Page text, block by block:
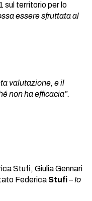
sul territorio per lo
essere sfruttata al
valutazione, e il
non ha efficacia”.
Stufi, Giulia Gennari
Federica Stufi–Io